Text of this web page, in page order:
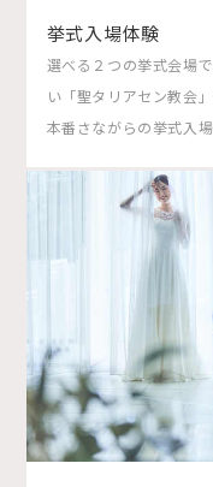
挙式入場体験
選べる２つの挙式会場
い「聖タリアセン教会
本番さながらの挙式入